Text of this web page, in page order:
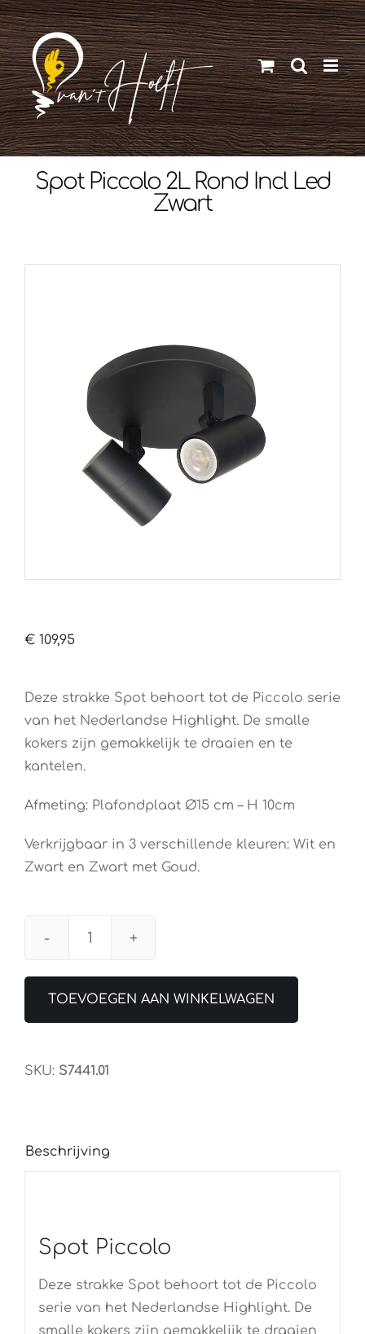
Ga
naar
inhoud
Spot Piccolo 2L Rond Incl Led
Zwart
€ 109,95
Deze strakke Spot behoort tot de Piccolo serie
van het Nederlandse Highlight. De smalle
kokers zijn gemakkelijk te draaien en te
kantelen.
Afmeting: Plafondplaat Ø15 cm – H 10cm
Verkrijgbaar in 3 verschillende kleuren: Wit en
Zwart en Zwart met Goud.
Spot
2L
Led
TOEVOEGEN AAN WINKELWAGEN
SKU: S7441.01
Beschrijving
Spot Piccolo
Deze strakke Spot behoort tot de Piccolo
serie van het Nederlandse Highlight. De
smalle kokers zijn gemakkelijk te draaien